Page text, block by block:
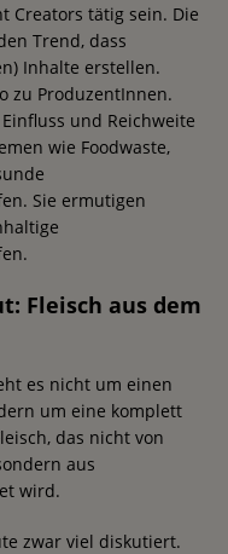
Creators tätig sein. Die
Trend, dass
Inhalte erstellen.
zu ProduzentInnen.
und Reichweite
wie Foodwaste,
Sie ermutigen
Fleisch aus dem
es nicht um einen
um eine komplett
das nicht von
aus
wird.
zwar viel diskutiert.